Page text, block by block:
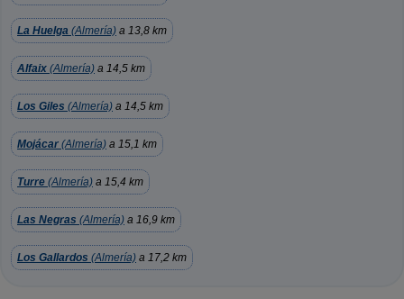
La Huelga (Almería) a 13,8 km
Alfaix (Almería) a 14,5 km
Los Giles (Almería) a 14,5 km
Mojácar (Almería) a 15,1 km
Turre (Almería) a 15,4 km
Las Negras (Almería) a 16,9 km
Los Gallardos (Almería) a 17,2 km